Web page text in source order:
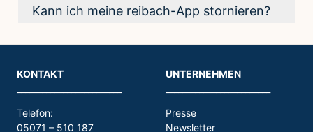
Wir empfehlen den Wechsel zu lilacard.
Die reibach App wird bis zum Oktober 2026
funktionieren und dann engültig deaktiviert.
Kann ich meine reibach-App stornieren?
Die App läuft bis zum Ende der regulären
Ein aktivierte App kann nicht retourniert werden.
KONTAKT
Telefon:
05071 – 510 187
UNTERNEHMEN
Presse
Newsletter